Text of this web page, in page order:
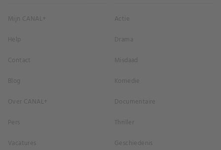
Mijn CANAL+
Help
Contact
Blog
Over CANAL+
Pers
Vacatures
Actie
Drama
Misdaad
Komedie
Documentaire
Thriller
Geschiedenis